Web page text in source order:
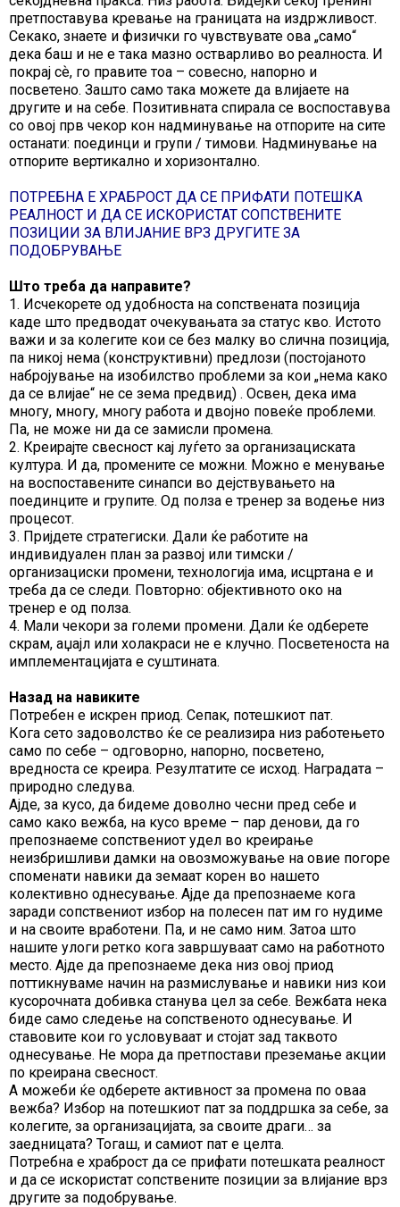
претпоставува кревање на границата на издржливост.
Секако, знаете и физички го чувствувате ова „само“
дека баш и не е така мазно остварливо во реалноста. И
покрај сѐ, го правите тоа – совесно, напорно и
посветено. Зашто само така можете да влијаете на
другите и на себе. Позитивната спирала се воспоставува
со овој прв чекор кон надминување на отпорите на сите
останати: поединци и групи / тимови. Надминување на
отпорите вертикално и хоризонтално.
ПОТРЕБНА Е ХРАБРОСТ ДА СЕ ПРИФАТИ ПОТЕШКА
РЕАЛНОСТ И ДА СЕ ИСКОРИСТАТ СОПСТВЕНИТЕ
ПОЗИЦИИ ЗА ВЛИЈАНИЕ ВРЗ ДРУГИТЕ ЗА
ПОДОБРУВАЊЕ
Што треба да направите?
1. Исчекорете од удобноста на сопствената позиција
каде што предводат очекувањата за статус кво. Истото
важи и за колегите кои се без малку во слична позиција,
па никој нема (конструктивни) предлози (постојаното
набројување на изобилство проблеми за кои „нема како
да се влијае“ не се зема предвид) . Освен, дека има
многу, многу, многу работа и двојно повеќе проблеми.
Па, не може ни да се замисли промена.
2. Креирајте свесност кај луѓето за организациската
култура. И да, промените се можни. Можно е менување
на воспоставените синапси во дејствувањето на
поединците и групите. Од полза е тренер за водење низ
процесот.
3. Пријдете стратегиски. Дали ќе работите на
индивидуален план за развој или тимски /
организациски промени, технологија има, исцртана е и
треба да се следи. Повторно: објективното око на
тренер е од полза.
4. Мали чекори за големи промени. Дали ќе одберете
скрам, аџајл или холакраси не е клучно. Посветеноста на
имплементацијата е суштината.
Назад на навиките
Потребен е искрен приод. Сепак, потешкиот пат.
Кога сето задоволство ќе се реализира низ работењето
само по себе – одговорно, напорно, посветено,
вредноста се креира. Резултатите се исход. Наградата –
природно следува.
Ајде, за кусо, да бидеме доволно чесни пред себе и
само како вежба, на кусо време – пар денови, да го
препознаеме сопствениот удел во креирање
неизбришливи дамки на овозможување на овие погоре
споменати навики да земаат корен во нашето
колективно однесување. Ајде да препознаеме кога
заради сопствениот избор на полесен пат им го нудиме
и на своите вработени. Па, и не само ним. Затоа што
нашите улоги ретко кога завршуваат само на работното
место. Ајде да препознаеме дека низ овој приод
поттикнуваме начин на размислување и навики низ кои
кусорочната добивка станува цел за себе. Вежбата нека
биде само следење на сопственото однесување. И
ставовите кои го условуваат и стојат зад таквото
однесување. Не мора да претпостави преземање акции
по креирана свесност.
А можеби ќе одберете активност за промена по оваа
вежба? Избор на потешкиот пат за поддршка за себе, за
колегите, за организацијата, за своите драги… за
заедницата? Тогаш, и самиот пат е целта.
Потребна е храброст да се прифати потешката реалност
и да се искористат сопствените позиции за влијание врз
другите за подобрување.